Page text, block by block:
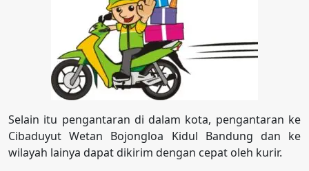
Selain itu pengantaran di dalam kota, pengantaran ke
Cibaduyut Wetan Bojongloa Kidul Bandung dan ke
wilayah lainya dapat dikirim dengan cepat oleh kurir.